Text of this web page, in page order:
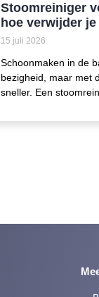
Stoomreiniger
hoe verwijder
15 juli 2026
Schoonmaken in de
bezigheid, maar met
sneller. Een